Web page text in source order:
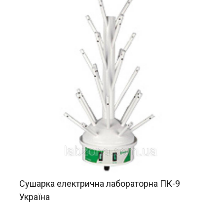
Сушарка електрична лабораторна ПК-9
Україна